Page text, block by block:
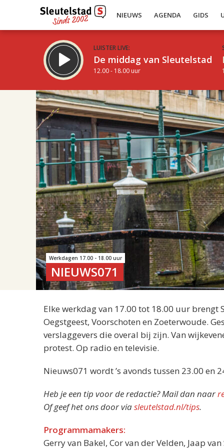
NIEUWS AGENDA GIDS
LUISTER LIVE:
De middag van Sleutelstad
12.00 - 18.00 uur
17.00
Inklappen
Werkdagen 17.00 - 18.00 uur
NIEUWS071
Elke werkdag van 17.00 tot 18.00 uur
Oegstgeest, Voorschoten en Zoeterwoude.
verslaggevers die overal bij zijn. Van
protest. Op radio en televisie.
Nieuws071 wordt ’s avonds tussen 23.00 en
Heb je een tip voor de redactie? Mail dan naar
Of geef het ons door viasleutelstad.nl/tips.
Programmamakers:
Gerry van Bakel, Cor van der Velden, Jaap